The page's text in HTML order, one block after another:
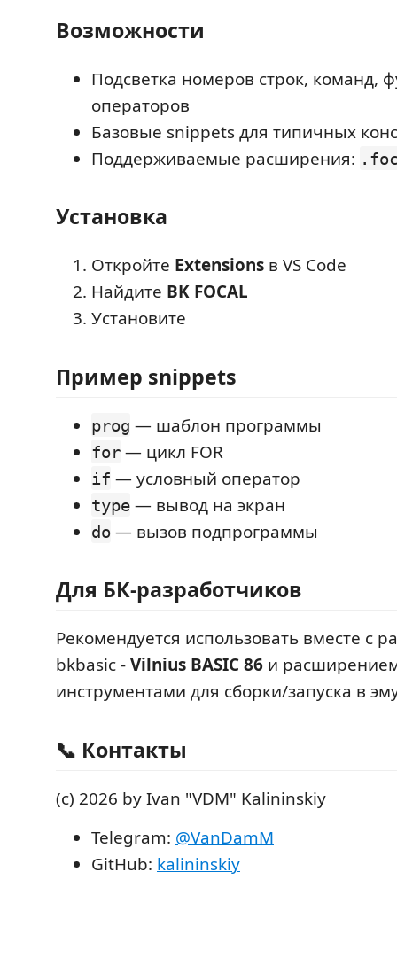
Возможности
Подсветка номеров строк, команд,
операторов
Базовые snippets для типичных
Поддерживаемые расширения:
Установка
Откройте Extensions в VS Code
Найдите BK FOCAL
Установите
Пример snippets
prog — шаблон программы
for — цикл FOR
if — условный оператор
type — вывод на экран
do — вызов подпрограммы
Для БК-разработчиков
Рекомендуется использовать вместе с
bkbasic -Vilnius BASIC 86 и
инструментами для сборки/запуска в
📞 Контакты
(с) 2026 by Ivan "VDM" Kalininskiy
Telegram: @VanDamM
GitHub: kalininskiy